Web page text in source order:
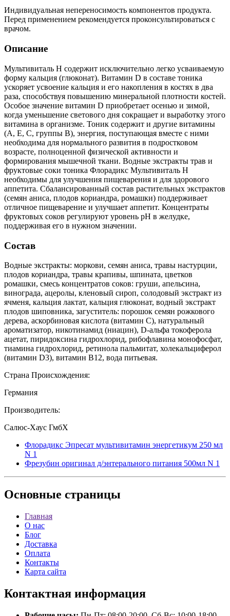
Индивидуальная непереносимость компонентов продукта.
Перед применением рекомендуется проконсультироваться с
врачом.
Описание
Мультивиталь Н содержит исключительно легко усваиваемую
форму кальция (глюконат). Витамин D в составе тоника
ускоряет усвоение кальция и его накопления в костях в два
раза, способствуя повышению минеральной плотности костей.
Особое значение витамин D приобретает осенью и зимой,
когда уменьшение светового дня сокращает и выработку этого
витамина в организме. Тоник содержит и другие витамины
(А, Е, С, группы В), энергия, поступающая вместе с ними
необходима для нормального развития в подростковом
возрасте, полноценной физической активности и
формирования мышечной ткани. Водные экстракты трав и
фруктовые соки тоника Флорадикс Мультивиталь Н
необходимы для улучшения пищеварения и для здорового
аппетита. Сбалансированный состав растительных экстрактов
(семян аниса, плодов кориандра, ромашки) поддерживает
отличное пищеварение и улучшает аппетит. Концентраты
фруктовых соков регулируют уровень рН в желудке,
поддерживая его в нужном значении.
Состав
Водные экстракты: моркови, семян аниса, травы настурции,
плодов кориандра, травы крапивы, шпината, цветков
ромашки, смесь концентратов соков: груши, апельсина,
винограда, ацеролы, кленовый сироп, солодовый экстракт из
ячменя, кальция лактат, кальция глюконат, водный экстракт
плодов шиповника, загуститель: порошок семян рожкового
дерева, аскорбиновая кислота (витамин С), натуральный
ароматизатор, никотинамид (ниацин), D-альфа токоферола
ацетат, пиридоксина гидрохлорид, рибофлавина монофосфат,
тиамина гидрохлорид, ретинола пальмитат, холекальциферол
(витамин D3), витамин В12, вода питьевая.
Страна Происхождения:
Германия
Производитель:
Салюс-Хаус ГмбХ
Флорадикс Эпресат мультивитамин энергетикум 250 мл
N 1
Фрезубин оригинал д/энтерального питания 500мл N 1
Основные страницы
Главная
О нас
Блог
Доставка
Оплата
Контакты
Карта сайта
Контактная информация